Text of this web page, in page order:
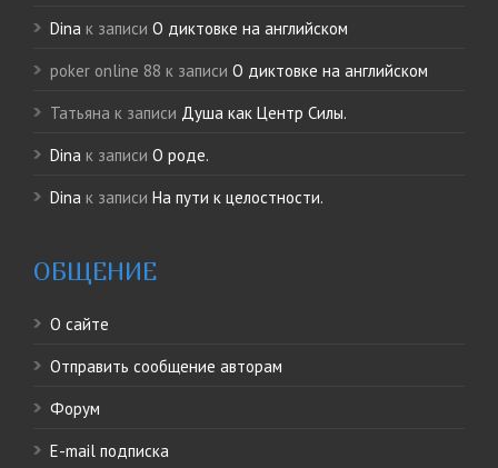
Dina к записи О диктовке на английском
poker online 88 к записи О диктовке на английском
Татьяна к записи Душа как Центр Силы.
Dina к записи О роде.
Dina к записи На пути к целостности.
ОБЩЕНИЕ
О сайте
Отправить сообщение авторам
Форум
E-mail подписка